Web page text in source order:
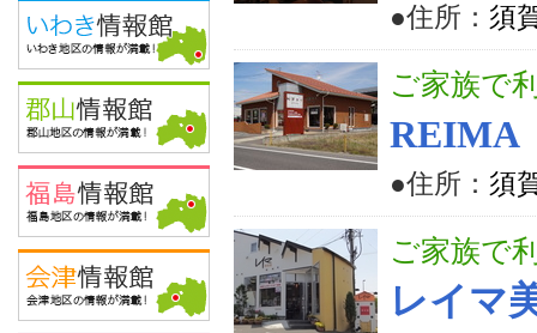
●住所： 須
ご家族で
●住所： 須
ご家族で
レイマ